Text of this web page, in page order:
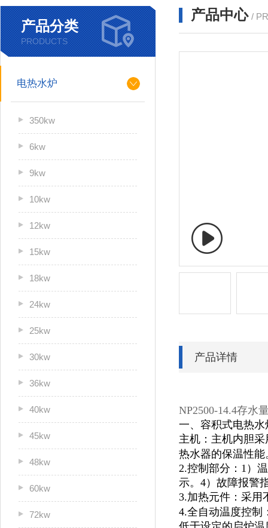
产品分类
PRODUCTS
电热水炉
350kw
6kw
9kw
10kw
12kw
15kw
18kw
24kw
25kw
30kw
36kw
40kw
45kw
48kw
60kw
72kw
产品中心 /
产品详情
NP2500-14.4存水
一、容积式电热
主机：主机内胆
热水器的保温性能
2.控制部分：1）
示。4）故障报警
3.加热元件：采用
4.全自动温度控制